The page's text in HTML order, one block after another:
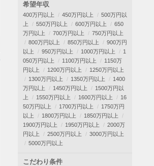
希望年収
400万円以上 450万円以上
500万円以
上
550万円以上 600万円以上
650
万円以上
700万円以上
750万円以上
800万円以上
850万円以上
900万円
以上
950万円以上 1000万円以上
1
050万円以上
1100万円以上
1150万
円以上
1200万円以上
1250万円以上
1300万円以上
1350万円以上
1400
万円以上
1450万円以上
1500万円以
上
1550万円以上 1600万円以上
16
50万円以上
1700万円以上
1750万円
以上
1800万円以上
1850万円以上
1900万円以上
1950万円以上
2000万
円以上
2500万円以上
3000万円以上
5000万円以上
こだわり条件